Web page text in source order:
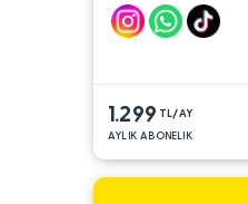
1.299 TL/AY
AYLIK ABONELIK